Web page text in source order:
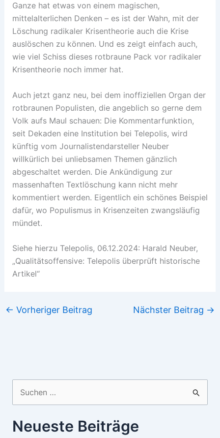
Ganze hat etwas von einem magischen,
mittelalterlichen Denken – es ist der Wahn, mit der
Löschung radikaler Krisentheorie auch die Krise
auslöschen zu können. Und es zeigt einfach auch,
wie viel Schiss dieses rotbraune Pack vor radikaler
Krisentheorie noch immer hat.
Auch jetzt ganz neu, bei dem inoffiziellen Organ der
rotbraunen Populisten, die angeblich so gerne dem
Volk aufs Maul schauen: Die Kommentarfunktion,
seit Dekaden eine Institution bei Telepolis, wird
künftig vom Journalistendarsteller Neuber
willkürlich bei unliebsamen Themen gänzlich
abgeschaltet werden. Die Ankündigung zur
massenhaften Textlöschung kann nicht mehr
kommentiert werden. Eigentlich ein schönes Beispiel
dafür, wo Populismus in Krisenzeiten zwangsläufig
mündet.
Siehe hierzu Telepolis, 06.12.2024: Harald Neuber,
„Qualitätsoffensive: Telepolis überprüft historische
Artikel“
← Vorheriger Beitrag Nächster Beitrag →
Suchen
nach:
Neueste Beiträge